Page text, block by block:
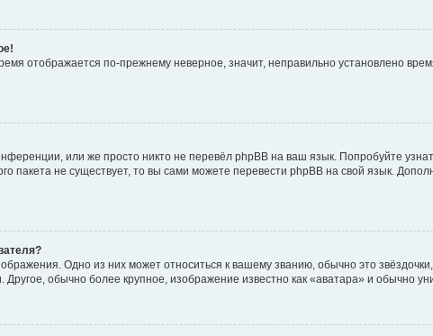
отображается по-прежнему неверное, значит, неправильно установлено
или же просто никто не перевёл phpBB на ваш язык. Попробуйте
пакета не существует, то вы сами можете перевести phpBB на свой язык.
Одно из них может относиться к вашему званию, обычно это
обычно более крупное, изображение известно как «аватара» и обычно